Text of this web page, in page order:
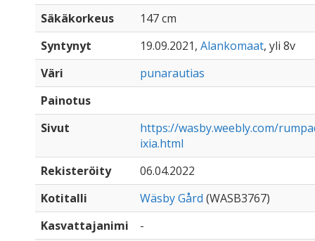
Säkäkorkeus
147 cm
Syntynyt
19.09.2021, Alankomaat, yli 8v
Väri
punarautias
Painotus
Sivut
https://wasby.weebly.com/
ixia.html
Rekisteröity
06.04.2022
Kotitalli
Wäsby Gård (WASB3767)
Kasvattajanimi
-